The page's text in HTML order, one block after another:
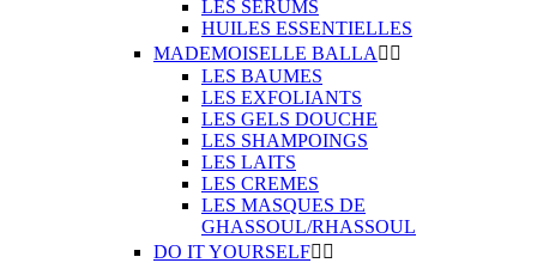
LES SERUMS
HUILES ESSENTIELLES
MADEMOISELLE BALLA  
LES BAUMES
LES EXFOLIANTS
LES GELS DOUCHE
LES SHAMPOINGS
LES LAITS
LES CREMES
LES MASQUES DE
GHASSOUL/RHASSOUL
DO IT YOURSELF 